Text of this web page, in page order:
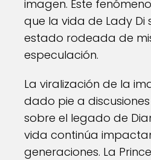
imagen. Este
que la vida de Lady Di
estado rodeada de
especulación.
La viralización de la
dado pie a
sobre el legado de
vida continúa
generaciones. La